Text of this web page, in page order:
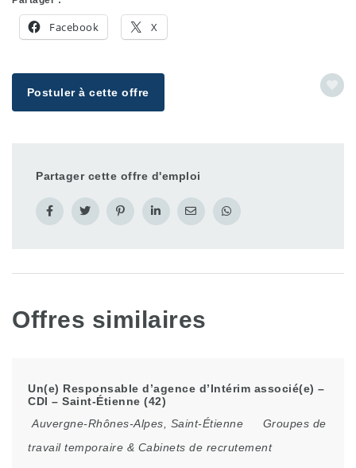
Facebook X
Postuler à cette offre
Partager cette offre d'emploi
Offres similaires
Un(e) Responsable d’agence d’Intérim associé(e) –
CDI – Saint-Étienne (42)
Auvergne-Rhônes-Alpes
Saint-Étienne
Groupes de
travail temporaire & Cabinets de recrutement